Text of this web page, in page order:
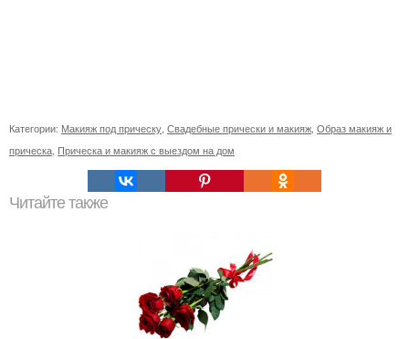
Категории: Макияж под прическу Свадебные прически и макияж Образ макияж и
прическа Прическа и макияж с выездом на дом
Читайте также